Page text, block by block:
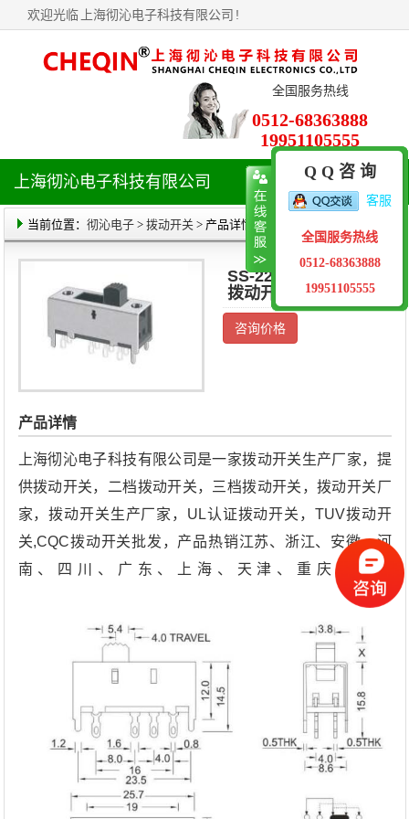
欢迎光临 上海彻沁电子科技有限公司 !
全国服务热线
0512-68363888
19951105555
航
单
上海彻沁电子科技有限公司
当前位置： 彻沁电子> 拨动开关> 产品详情
SS-22H03(2P3T)
拨动开关
咨询价格
产品详情
上海彻沁电子科技有限公司是一家拨动开关生产厂家，提
供拨动开关，二档拨动开关，三档拨动开关，拨动开关厂
家，拨动开关生产厂家，UL认证拨动开关，TUV拨动开
关,CQC拨动开关批发，产品热销江苏、浙江、安徽、河
南、四川、广东、上海、天津、重庆等地。
Q Q 咨 询
客服
全国服务热线
0512-68363888
19951105555